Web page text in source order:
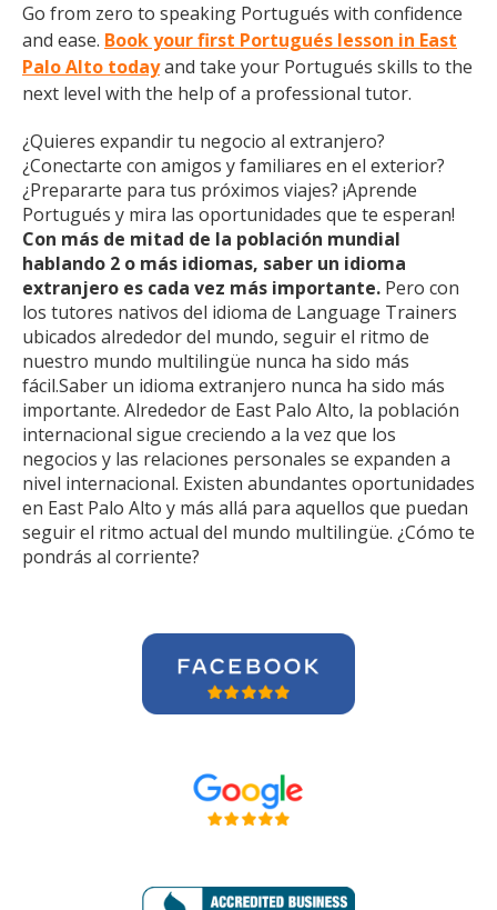
Go from zero to speaking Portugués with confidence
and ease. Book your first Portugués lesson in East
Palo Alto todayand take your Portugués skills to the
next level with the help of a professional tutor.
¿Quieres expandir tu negocio al extranjero?
¿Conectarte con amigos y familiares en el exterior?
¿Prepararte para tus próximos viajes? ¡Aprende
Portugués y mira las oportunidades que te esperan!
Con más de mitad de la población mundial
hablando 2 o más idiomas, saber un idioma
extranjero es cada vez más importante. Pero con
los tutores nativos del idioma de Language Trainers
ubicados alrededor del mundo, seguir el ritmo de
nuestro mundo multilingüe nunca ha sido más
fácil.Saber un idioma extranjero nunca ha sido más
importante. Alrededor de East Palo Alto, la población
internacional sigue creciendo a la vez que los
negocios y las relaciones personales se expanden a
nivel internacional. Existen abundantes oportunidades
en East Palo Alto y más allá para aquellos que puedan
seguir el ritmo actual del mundo multilingüe. ¿Cómo te
pondrás al corriente?